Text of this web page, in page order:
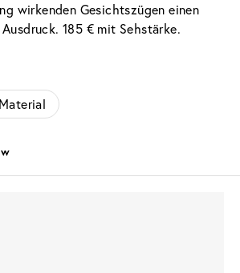
wirkenden Gesichtszügen einen
185 € mit Sehstärke.
Material